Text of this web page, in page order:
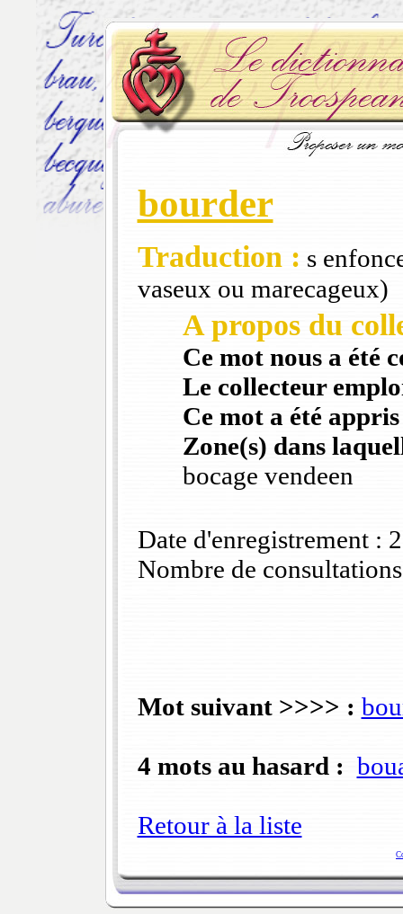
bourder
Traduction : s
vaseux ou marecageux)
A propos du
Ce mot nous a été
Le collecteur
Ce mot a été
Zone(s) dans
bocage vendeen
Date d'enregistrement :
Nombre de
Mot suivant >>>> :
4 mots au hasard :
Retour à la liste